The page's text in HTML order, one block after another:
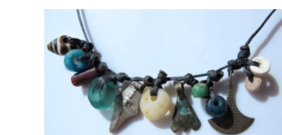
AJOUTER AU PANIER